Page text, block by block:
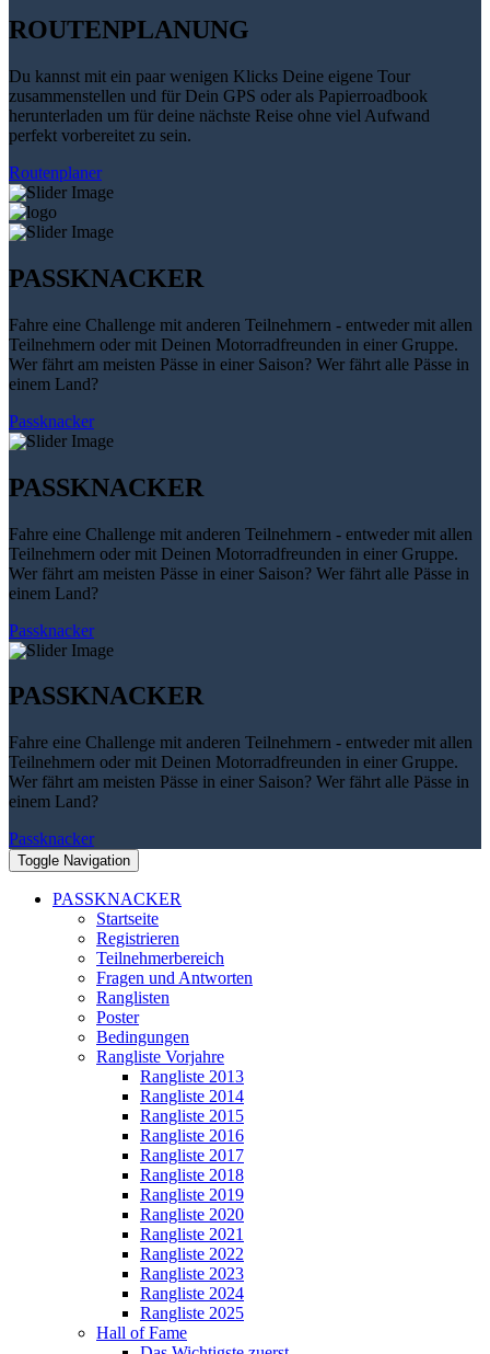
ROUTENPLANUNG
Du kannst mit ein paar wenigen Klicks Deine eigene Tour
zusammenstellen und für Dein GPS oder als Papierroadbook
herunterladen um für deine nächste Reise ohne viel Aufwand
perfekt vorbereitet zu sein.
Routenplaner
PASSKNACKER
Fahre eine Challenge mit anderen Teilnehmern - entweder mit allen
Teilnehmern oder mit Deinen Motorradfreunden in einer Gruppe.
Wer fährt am meisten Pässe in einer Saison? Wer fährt alle Pässe in
einem Land?
Passknacker
PASSKNACKER
Fahre eine Challenge mit anderen Teilnehmern - entweder mit allen
Teilnehmern oder mit Deinen Motorradfreunden in einer Gruppe.
Wer fährt am meisten Pässe in einer Saison? Wer fährt alle Pässe in
einem Land?
Passknacker
PASSKNACKER
Fahre eine Challenge mit anderen Teilnehmern - entweder mit allen
Teilnehmern oder mit Deinen Motorradfreunden in einer Gruppe.
Wer fährt am meisten Pässe in einer Saison? Wer fährt alle Pässe in
einem Land?
Passknacker
Toggle Navigation
PASSKNACKER
Startseite
Registrieren
Teilnehmerbereich
Fragen und Antworten
Ranglisten
Poster
Bedingungen
Rangliste Vorjahre
Rangliste 2013
Rangliste 2014
Rangliste 2015
Rangliste 2016
Rangliste 2017
Rangliste 2018
Rangliste 2019
Rangliste 2020
Rangliste 2021
Rangliste 2022
Rangliste 2023
Rangliste 2024
Rangliste 2025
Hall of Fame